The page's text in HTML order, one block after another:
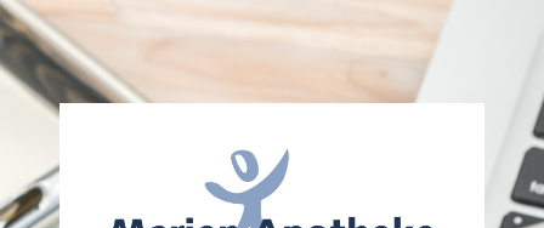
Anmelden